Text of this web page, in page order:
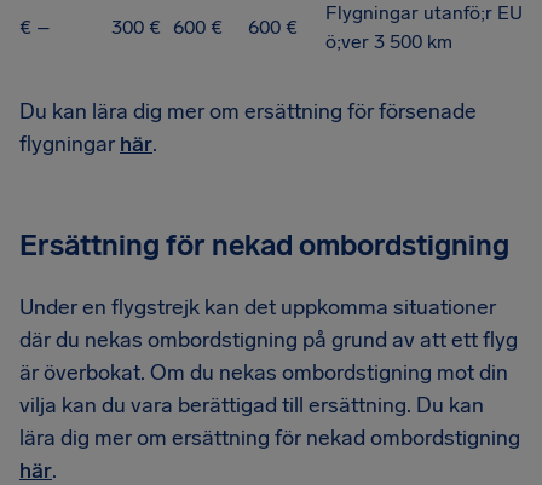
€ –
300 € 600 € 600 €
Flygningar utanfö;r EU
ö;ver 3 500 km
Du kan lära dig mer om ersättning för försenade
flygningar här.
Ersättning för nekad ombordstigning
Under en flygstrejk kan det uppkomma situationer
där du nekas ombordstigning på grund av att ett flyg
är överbokat. Om du nekas ombordstigning mot din
vilja kan du vara berättigad till ersättning. Du kan
lära dig mer om ersättning för nekad ombordstigning
här.